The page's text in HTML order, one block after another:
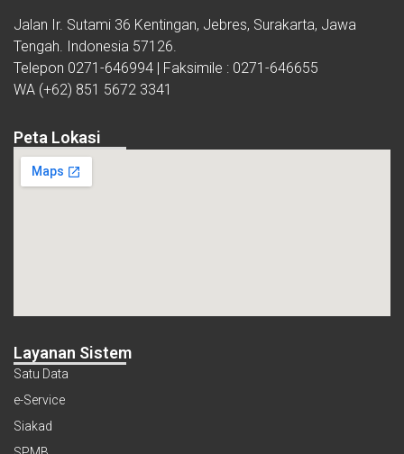
Jalan Ir. Sutami 36 Kentingan, Jebres, Surakarta, Jawa
Tengah. Indonesia 57126.
Telepon 0271-646994 | Faksimile : 0271-646655
WA (+62) 851 5672 3341
Peta Lokasi
Layanan Sistem
Satu Data
e-Service
Siakad